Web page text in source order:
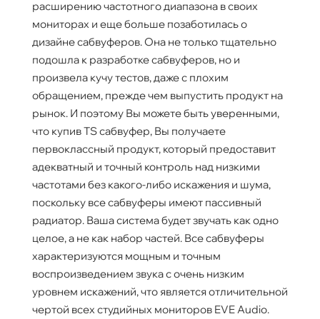
расширению частотного диапазона в своих
мониторах и еще больше позаботилась о
дизайне сабвуферов. Она не только тщательно
подошла к разработке сабвуферов, но и
произвела кучу тестов, даже с плохим
обращением, прежде чем выпустить продукт на
рынок. И поэтому Вы можете быть уверенными,
что купив TS сабвуфер, Вы получаете
первоклассный продукт, который предоставит
адекватный и точный контроль над низкими
частотами без какого-либо искажения и шума,
поскольку все сабвуферы имеют пассивный
радиатор. Ваша система будет звучать как одно
целое, а не как набор частей. Все сабвуферы
характеризуются мощным и точным
воспроизведением звука с очень низким
уровнем искажений, что является отличительной
чертой всех студийных мониторов EVE Audio.